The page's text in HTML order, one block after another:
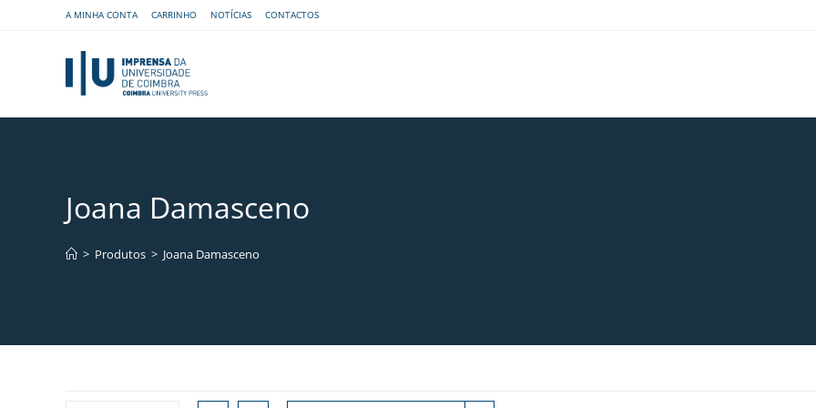
A MINHA CONTA CARRINHO NOTÍCIAS CONTACTOS
Joana Damasceno
> Produtos > Joana Damasceno